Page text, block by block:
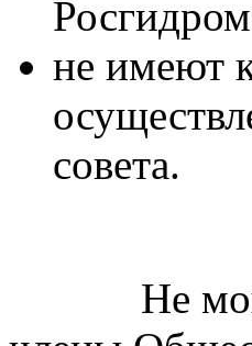
не имеют
совета.
Не могут